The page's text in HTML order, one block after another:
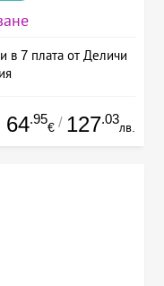
в 7 плата от Деличи
64.95
€ / 127.03
лв.